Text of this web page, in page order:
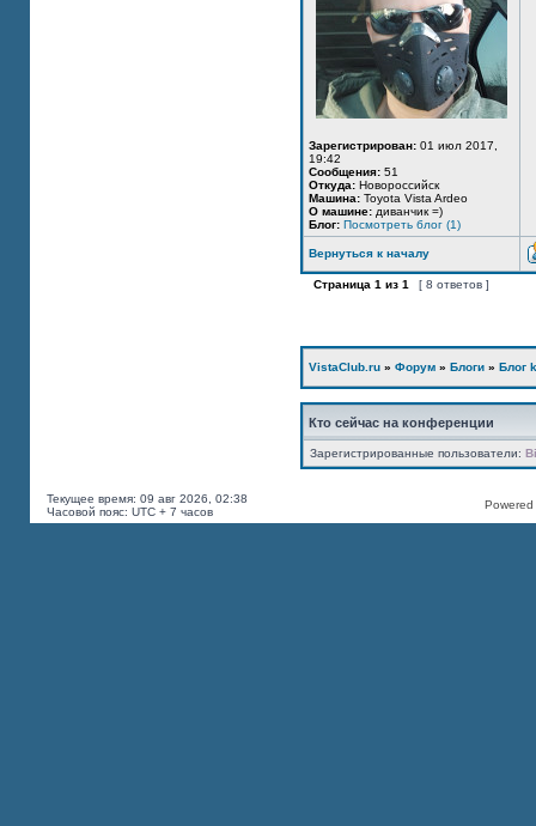
Зарегистрирован: 01 июл 2017,
19:42
Сообщения: 51
Откуда: Новороссийск
Машина: Toyota Vista Ardeo
О машине: диванчик =)
Блог: Посмотреть блог (1)
Вернуться к началу
Страница 1 из 1 [ 8 ответов ]
VistaClub.ru » Форум » Блоги » Блог
Кто сейчас на конференции
Зарегистрированные пользователи:
Текущее время: 09 авг 2026, 02:38
Часовой пояс: UTC + 7 часов